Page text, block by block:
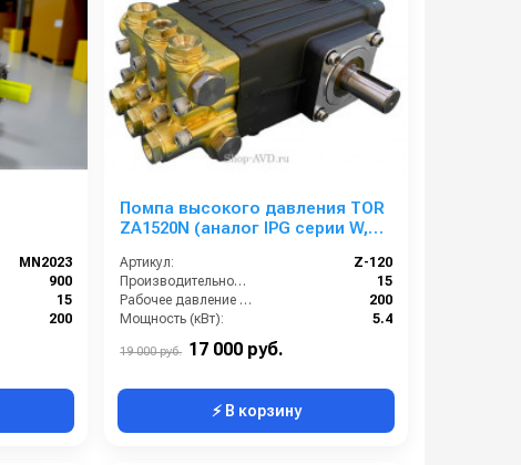
MN2023
900
15
200
Помпа высокого давления TOR
ZA1520N (аналог IPG серии W,
Артикул:
Z-120
Производительность (л/мин):
15
Рабочее давление (бар):
200
Мощность (кВт):
5.4
19 000 руб. 17 000 руб.
⚡ В корзину